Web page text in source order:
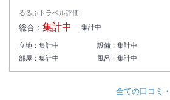
るるぶトラベル評価
総合： 集計中 集計中
立地： 集計中 設備： 集計中
部屋： 集計中 風呂： 集計中
全ての口コミ